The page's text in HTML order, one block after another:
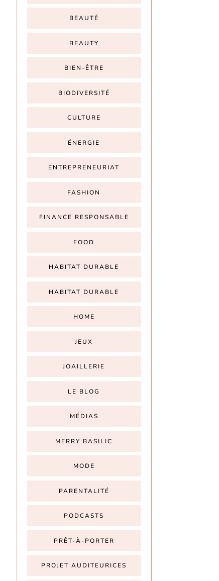
BEAUTÉ
BEAUTY
BIEN-ÊTRE
BIODIVERSITÉ
CULTURE
ÉNERGIE
ENTREPRENEURIAT
FASHION
FINANCE RESPONSABLE
FOOD
HABITAT DURABLE
HABITAT DURABLE
HOME
JEUX
JOAILLERIE
LE BLOG
MÉDIAS
MERRY BASILIC
MODE
PARENTALITÉ
PODCASTS
PRÊT-À-PORTER
PROJET AUDITEURICES